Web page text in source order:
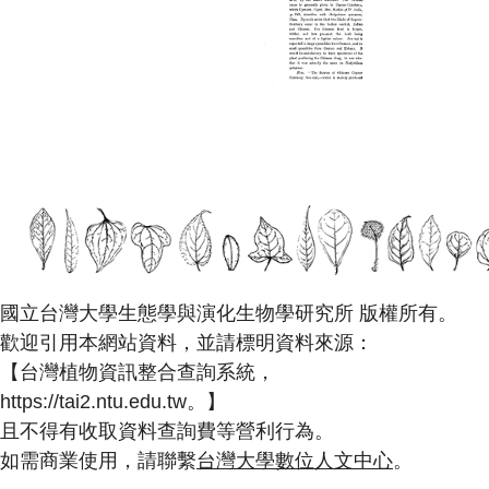
國立台灣大學生態學與演化生物學研究所 版權所有。
歡迎引用本網站資料，並請標明資料來源：
【台灣植物資訊整合查詢系統，
https://tai2.ntu.edu.tw。】
且不得有收取資料查詢費等營利行為。
如需商業使用，請聯繫台灣大學數位人文中心。